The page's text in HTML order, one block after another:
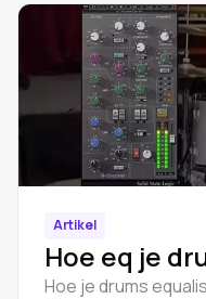
Artikel
Hoe eq je
Hoe je drums